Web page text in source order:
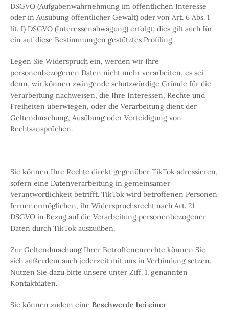
DSGVO (Aufgabenwahrnehmung im öffentlichen Interesse
oder in Ausübung öffentlicher Gewalt) oder von Art. 6 Abs. 1
lit. f) DSGVO (Interessenabwägung) erfolgt; dies gilt auch für
ein auf diese Bestimmungen gestütztes Profiling.
Legen Sie Widerspruch ein, werden wir Ihre
personenbezogenen Daten nicht mehr verarbeiten, es sei
denn, wir können zwingende schutzwürdige Gründe für die
Verarbeitung nachweisen, die Ihre Interessen, Rechte und
Freiheiten überwiegen, oder die Verarbeitung dient der
Geltendmachung, Ausübung oder Verteidigung von
Rechtsansprüchen.
Sie können Ihre Rechte direkt gegenüber TikTok adressieren,
sofern eine Datenverarbeitung in gemeinsamer
Verantwortlichkeit betrifft. TikTok wird betroffenen Personen
ferner ermöglichen, ihr Widerspruchsrecht nach Art. 21
DSGVO in Bezug auf die Verarbeitung personenbezogener
Daten durch TikTok auszuüben.
Zur Geltendmachung Ihrer Betroffenenrechte können Sie
sich außerdem auch jederzeit mit uns in Verbindung setzen.
Nutzen Sie dazu bitte unsere unter Ziff. 1. genannten
Kontaktdaten.
Sie können zudem eine Beschwerde bei einer